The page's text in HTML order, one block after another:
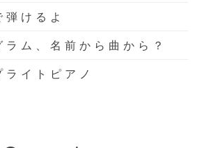
けるよ
ム、名前から曲から？
イトピアノ